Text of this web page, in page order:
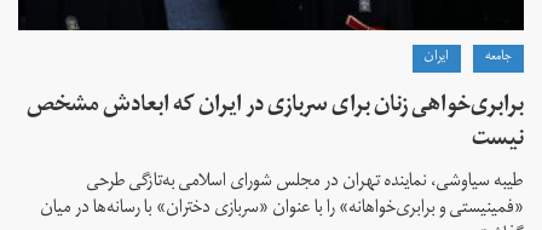
جامعه ايران
برابری‌خواهی زنان برای سربازی در ایران که ابعادش مشخص
نیست
طیبه سیاوشی، نماینده تهران در مجلس شورای اسلامی به‌تازگی طرحی
«فمینیستی و برابری‌خواهانه» را با عنوان «سربازی دختران» با رسانه‌ها در میان